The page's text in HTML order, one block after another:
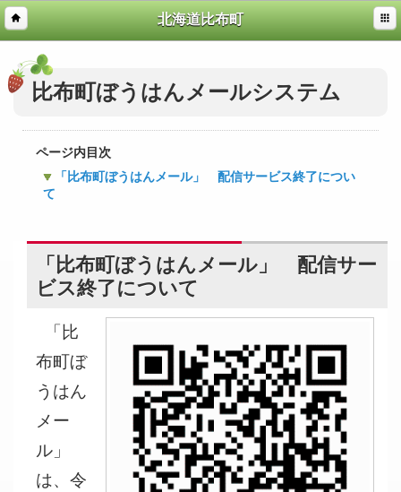
北海道比布町
比布町ぼうはんメールシステム
ページ内目次
「比布町ぼうはんメール」 配信サービス終了につい
て
「比布町ぼうはんメール」 配信サー
ビス終了について
「比
布町ぼ
うはん
メー
ル」
は、令